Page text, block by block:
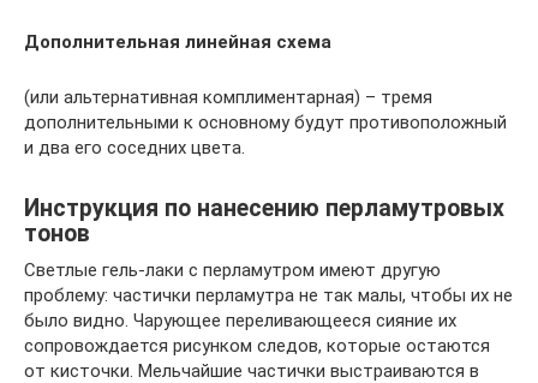
Дополнительная линейная схема
(или альтернативная комплиментарная) – тремя
дополнительными к основному будут противоположный
и два его соседних цвета.
Инструкция по нанесению перламутровых
тонов
Светлые гель-лаки с перламутром имеют другую
проблему: частички перламутра не так малы, чтобы их не
было видно. Чарующее переливающееся сияние их
сопровождается рисунком следов, которые остаются
от кисточки. Мельчайшие частички выстраиваются в